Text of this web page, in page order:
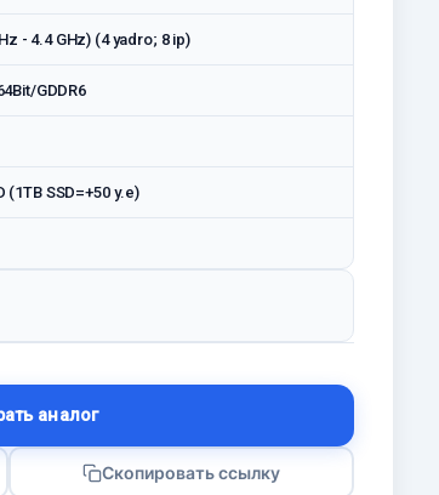
- 4.4 GHz) (4 yadro; 8 ip)
GDDR6
(1TB SSD=+50 у.е)
аналог
Скопировать ссылку